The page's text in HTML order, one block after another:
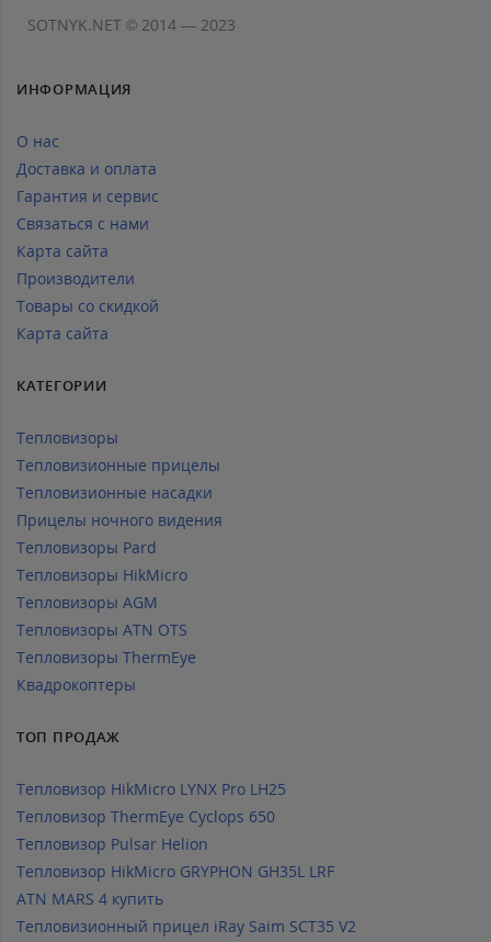
SOTNYK.NET © 2014 — 2023
ИНФОРМАЦИЯ
О нас
Доставка и оплата
Гарантия и сервис
Связаться с нами
Карта сайта
Производители
Товары со скидкой
Карта сайта
КАТЕГОРИИ
Тепловизоры
Тепловизионные прицелы
Тепловизионные насадки
Прицелы ночного видения
Тепловизоры Pard
Тепловизоры HikMicro
Тепловизоры AGM
Тепловизоры ATN OTS
Тепловизоры ThermEye
Квадрокоптеры
ТОП ПРОДАЖ
Тепловизор HikMicro LYNX Pro LH25
Тепловизор ThermEye Cyclops 650
Тепловизор Pulsar Helion
Тепловизор HikMicro GRYPHON GH35L LRF
ATN MARS 4 купить
Тепловизионный прицел iRay Saim SCT35 V2